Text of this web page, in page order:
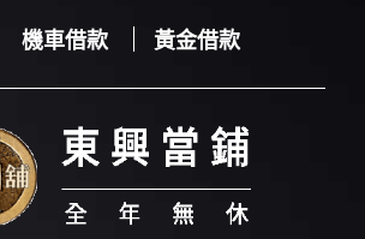
汽車借款
機車借款 機車借款
黃金借款